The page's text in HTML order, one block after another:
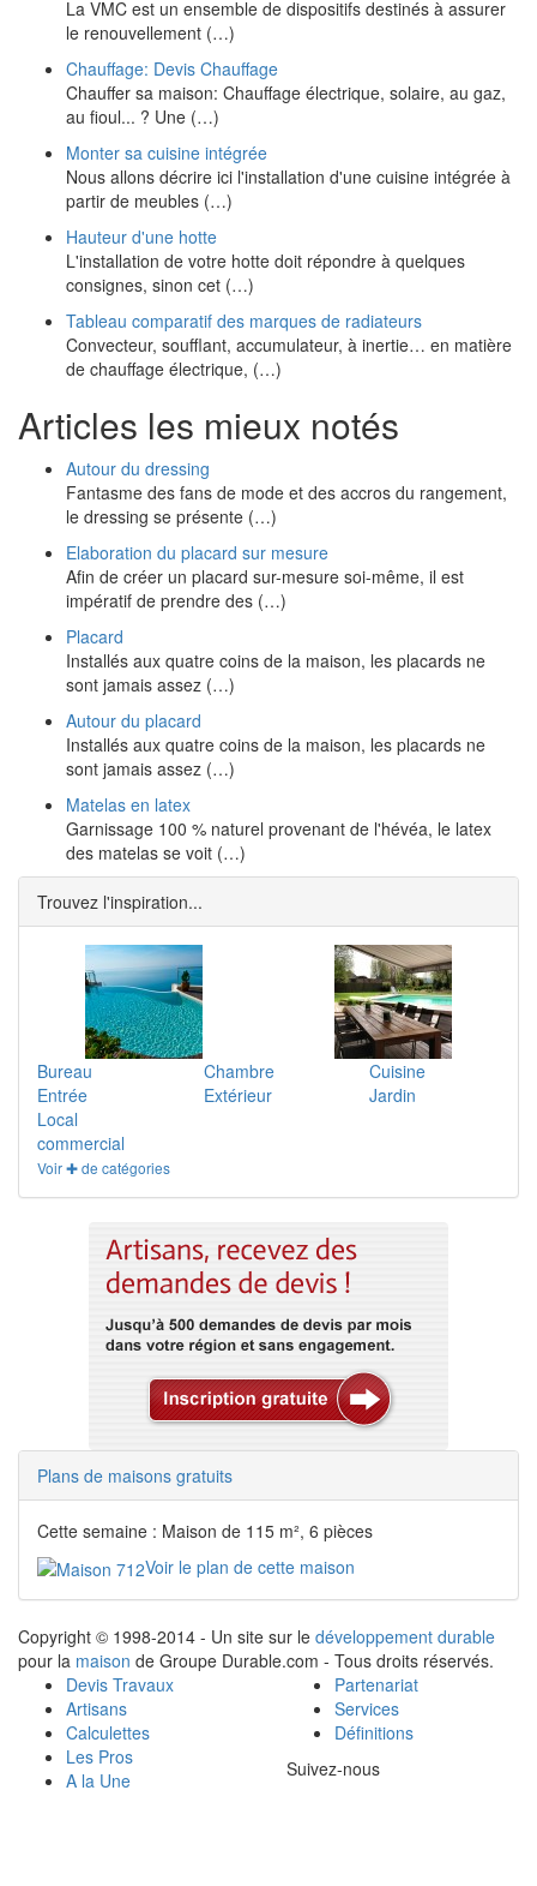
La VMC est un ensemble de dispositifs destinés à assurer
le renouvellement (…)
Chauffage: Devis Chauffage
Chauffer sa maison: Chauffage électrique, solaire, au gaz,
au fioul... ? Une (…)
Monter sa cuisine intégrée
Nous allons décrire ici l'installation d'une cuisine intégrée à
partir de meubles (…)
Hauteur d'une hotte
L'installation de votre hotte doit répondre à quelques
consignes, sinon cet (…)
Tableau comparatif des marques de radiateurs
Convecteur, soufflant, accumulateur, à inertie… en matière
de chauffage électrique, (…)
Articles les mieux notés
Autour du dressing
Fantasme des fans de mode et des accros du rangement,
le dressing se présente (…)
Elaboration du placard sur mesure
Afin de créer un placard sur-mesure soi-même, il est
impératif de prendre des (…)
Placard
Installés aux quatre coins de la maison, les placards ne
sont jamais assez (…)
Autour du placard
Installés aux quatre coins de la maison, les placards ne
sont jamais assez (…)
Matelas en latex
Garnissage 100 % naturel provenant de l'hévéa, le latex
des matelas se voit (…)
Trouvez l'inspiration...
Bureau Chambre
Cuisine
Entrée
Extérieur
Jardin
Local
commercial
Voir ✚ de catégories
Plans de maisons gratuits
Cette semaine : Maison de 115 m², 6 pièces
Voir le plan de cette maison
Copyright © 1998-2014 - Un site sur le développement durable
pour la maison de Groupe Durable.com - Tous droits réservés.
Devis Travaux
Artisans
Calculettes
Les Pros
A la Une
Partenariat
Services
Définitions
Suivez-nous